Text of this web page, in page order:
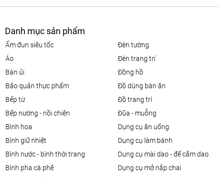
Danh mục sản phẩm
ấm đun siêu tốc
áo
bàn ủi
bảo quản thực phẩm
bếp từ
bếp nướng - nồi chiên
bình hoa
bình giữ nhiệt
bình nước - bình thời trang
bình pha cà phê
đèn tường
đèn trang trí
đồng hồ
đồ dùng bàn ăn
đồ trang trí
đũa - muỗng
dụng cụ ăn uống
dụng cụ làm bánh
dụng cụ mài dao - đế cắm dao
dụng cụ mở nắp chai